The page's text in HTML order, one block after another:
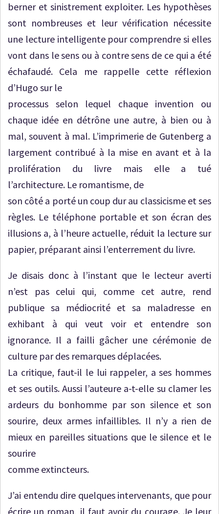
berner et sinistrement exploiter. Les hypothèses
sont nombreuses et leur vérification nécessite
une lecture intelligente pour comprendre si elles
vont dans le sens ou à contre sens de ce qui a été
échafaudé. Cela me rappelle cette réflexion
d’Hugo sur le
processus selon lequel chaque invention ou
chaque idée en détrône une autre, à bien ou à
mal, souvent à mal. L’imprimerie de Gutenberg a
largement contribué à la mise en avant et à la
prolifération du livre mais elle a tué
l’architecture. Le romantisme, de
son côté a porté un coup dur au classicisme et ses
règles. Le téléphone portable et son écran des
illusions a, à l’heure actuelle, réduit la lecture sur
papier, préparant ainsi l’enterrement du livre.
Je disais donc à l’instant que le lecteur averti
n’est pas celui qui, comme cet autre, rend
publique sa médiocrité et sa maladresse en
exhibant à qui veut voir et entendre son
ignorance. Il a failli gâcher une cérémonie de
culture par des remarques déplacées.
La critique, faut-il le lui rappeler, a ses hommes
et ses outils. Aussi l’auteure a-t-elle su clamer les
ardeurs du bonhomme par son silence et son
sourire, deux armes infaillibles. Il n’y a rien de
mieux en pareilles situations que le silence et le
sourire
comme extincteurs.
J’ai entendu dire quelques intervenants, que pour
écrire un roman, il faut avoir du courage. Je leur